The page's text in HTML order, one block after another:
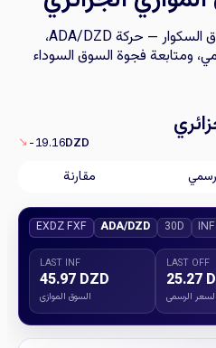
تاريخ ADA مقابل DZD في سوق السكوار — حركة ADA/DZD،
ومتابعة فجوة السوق السوداء
-19.16DZD
↘
رسمي مقارنة
EXDZ FXF ADA/DZD 30D INF
LAST INF
45.97 DZD
السوق الموازي
LAST OFF
25.27
السعر الرسمي